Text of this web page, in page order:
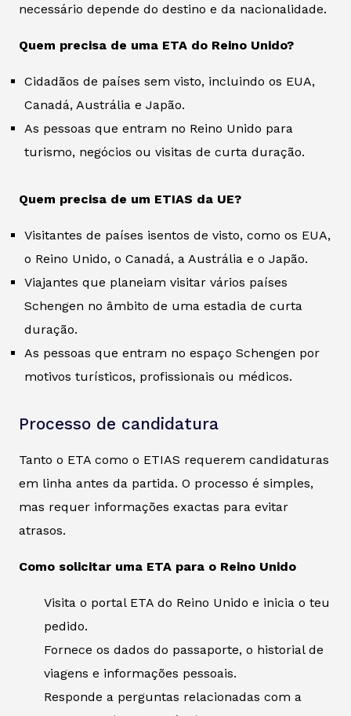
necessário depende do destino e da nacionalidade.
Quem precisa de uma ETA do Reino Unido?
Cidadãos de países sem visto, incluindo os EUA,
Canadá, Austrália e Japão.
As pessoas que entram no Reino Unido para
turismo, negócios ou visitas de curta duração.
Quem precisa de um ETIAS da UE?
Visitantes de países isentos de visto, como os EUA,
o Reino Unido, o Canadá, a Austrália e o Japão.
Viajantes que planeiam visitar vários países
Schengen no âmbito de uma estadia de curta
duração.
As pessoas que entram no espaço Schengen por
motivos turísticos, profissionais ou médicos.
Processo de candidatura
Tanto o ETA como o ETIAS requerem candidaturas
em linha antes da partida. O processo é simples,
mas requer informações exactas para evitar
atrasos.
Como solicitar uma ETA para o Reino Unido
Visita o portal ETA do Reino Unido e inicia o teu
pedido.
Fornece os dados do passaporte, o historial de
viagens e informações pessoais.
Responde a perguntas relacionadas com a